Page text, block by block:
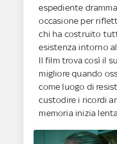
espediente
occasione per
chi ha costruito
esistenza intorno
Il film trova così il
migliore quando
come luogo di
custodire i ricordi
memoria inizia